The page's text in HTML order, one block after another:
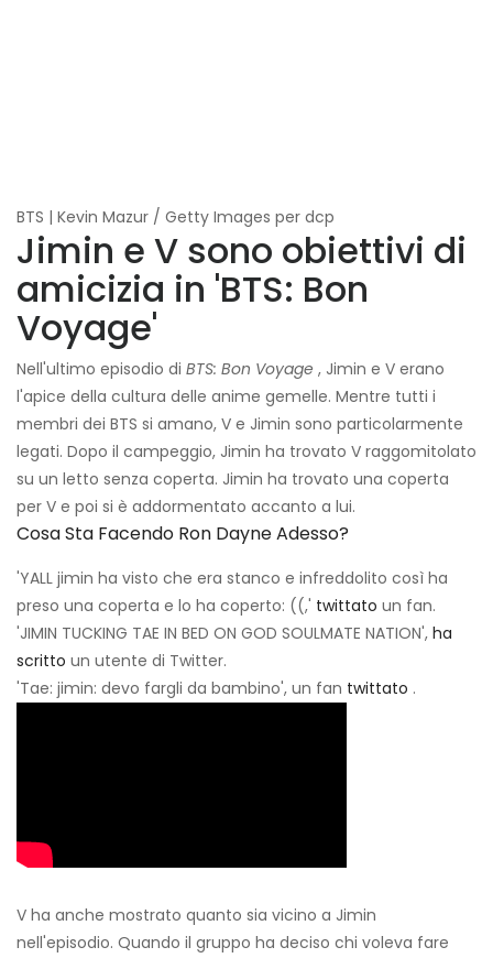
BTS | Kevin Mazur / Getty Images per dcp
Jimin e V sono obiettivi di
amicizia in 'BTS: Bon
Voyage'
Nell'ultimo episodio di BTS: Bon Voyage , Jimin e V erano
l'apice della cultura delle anime gemelle. Mentre tutti i
membri dei BTS si amano, V e Jimin sono particolarmente
legati. Dopo il campeggio, Jimin ha trovato V raggomitolato
su un letto senza coperta. Jimin ha trovato una coperta
per V e poi si è addormentato accanto a lui.
Cosa Sta Facendo Ron Dayne Adesso?
'YALL jimin ha visto che era stanco e infreddolito così ha
preso una coperta e lo ha coperto: ((,' twittato un fan.
'JIMIN TUCKING TAE IN BED ON GOD SOULMATE NATION', ha
scritto un utente di Twitter.
'Tae: jimin: devo fargli da bambino', un fan twittato .
V ha anche mostrato quanto sia vicino a Jimin
nell'episodio. Quando il gruppo ha deciso chi voleva fare